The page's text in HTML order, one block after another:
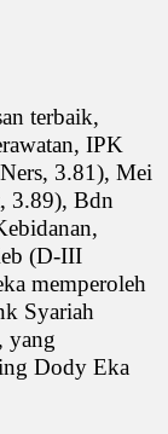
terbaik,
IPK
3.81), Mei
3.89), Bdn
(D-III
memperoleh
Syariah
yang
Dody Eka